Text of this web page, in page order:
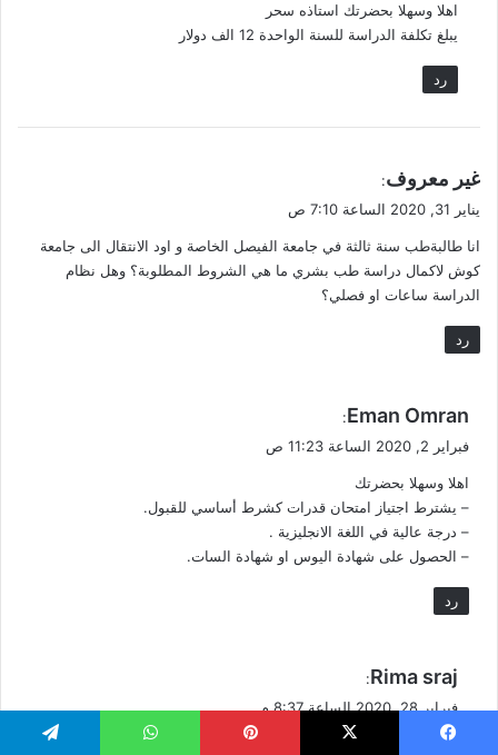
ل
اهلا وسهلا بحضرتك استاذه سحر
يبلغ تكلفة الدراسة للسنة الواحدة 12 الف دولار
رد
ي
ل
غير معروف:
يناير 31, 2020 الساعة 7:10 ص
انا طالبةطب سنة ثالثة في جامعة الفيصل الخاصة و اود الانتقال الى جامعة
كوش لاكمال دراسة طب بشري ما هي الشروط المطلوبة؟ وهل نظام
الدراسة ساعات او فصلي؟
رد
ي
ل
Eman Omran
:
فبراير 2, 2020 الساعة 11:23 ص
اهلا وسهلا بحضرتك
– يشترط اجتياز امتحان قدرات كشرط أساسي للقبول.
– درجة عالية في اللغة الانجليزية .
– الحصول على شهادة اليوس او شهادة السات.
رد
ي
و
Rima sraj
:
فبراير 28, 2020 الساعة 8:37 م
شهادتي الثانوية بريطانية و معدلي فيها 83%